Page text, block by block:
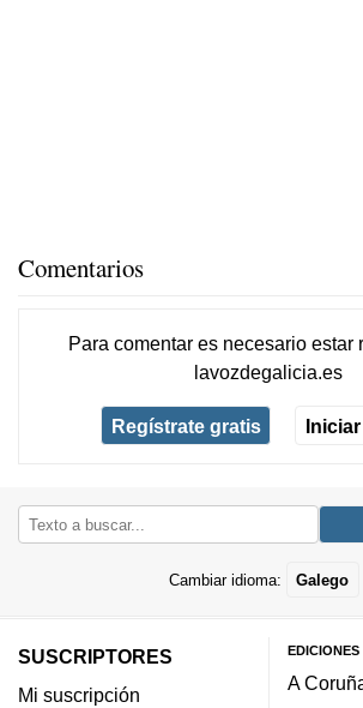
Comentarios
Para comentar es necesario estar
lavozdegalicia.es
Regístrate gratis
Cambiar idioma: Galego
SUSCRIPTORES
Mi suscripción
EDICIONES
A